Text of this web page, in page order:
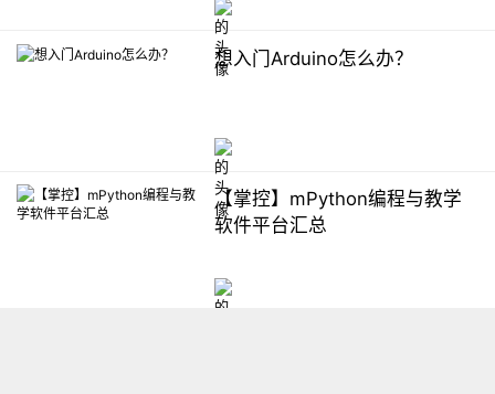
想入门Arduino怎么办？
【掌控】mPython编程与教学
软件平台汇总